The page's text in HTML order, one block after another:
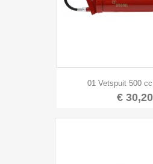
01 Vetspuit 500
€ 30,20